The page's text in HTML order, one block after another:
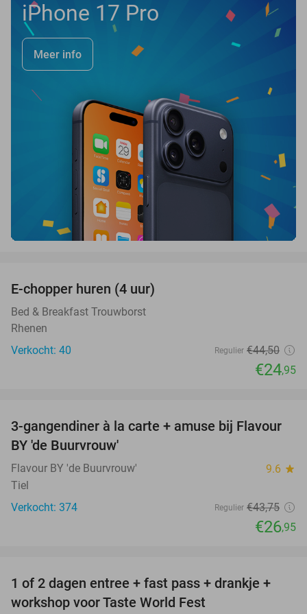
iPhone 17 Pro
Meer info
E-chopper huren (4 uur)
Bed & Breakfast Trouwborst
Rhenen
Verkocht: 40
Regulier €44,50
€24,95
38%
3-gangendiner à la carte + amuse bij Flavour
BY 'de Buurvrouw'
Flavour BY 'de Buurvrouw' 9.6 star
Tiel
Verkocht: 374
Regulier €43,75
€26,95
56%
TODAY
1 of 2 dagen entree + fast pass + drankje +
workshop voor Taste World Fest